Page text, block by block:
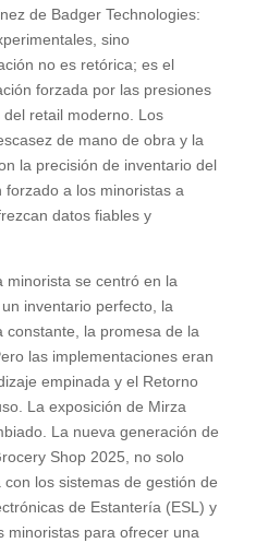
de Badger Technologies:
sino
no es retórica; es el
forzada por las presiones
retail moderno. Los
de mano de obra y la
la precisión de inventario del
a los minoristas a
datos fiables y
minorista se centró en la
inventario perfecto, la
constante, la promesa de la
las implementaciones eran
empinada y el Retorno
La exposición de Mirza
La nueva generación de
Shop 2025, no solo
los sistemas de gestión de
de Estantería (ESL) y
minoristas para ofrecer una